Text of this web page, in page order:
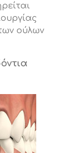
ούλων